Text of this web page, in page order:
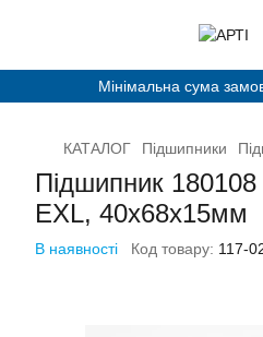
Мінімальна сума
КАТАЛОГ Підшипники
Підшипник
EXL, 40х68х15мм
В наявності Код товару: 117-